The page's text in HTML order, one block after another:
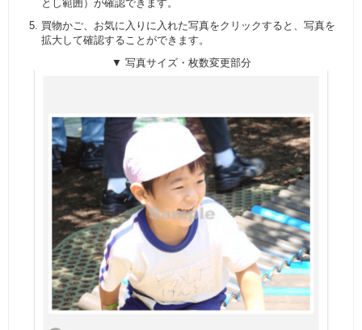
とし範囲）が確認できます。
買物かご、お気に入りに入れた写真をクリックすると、写真を
拡大して確認することができます。
▼ 写真サイズ・枚数変更部分